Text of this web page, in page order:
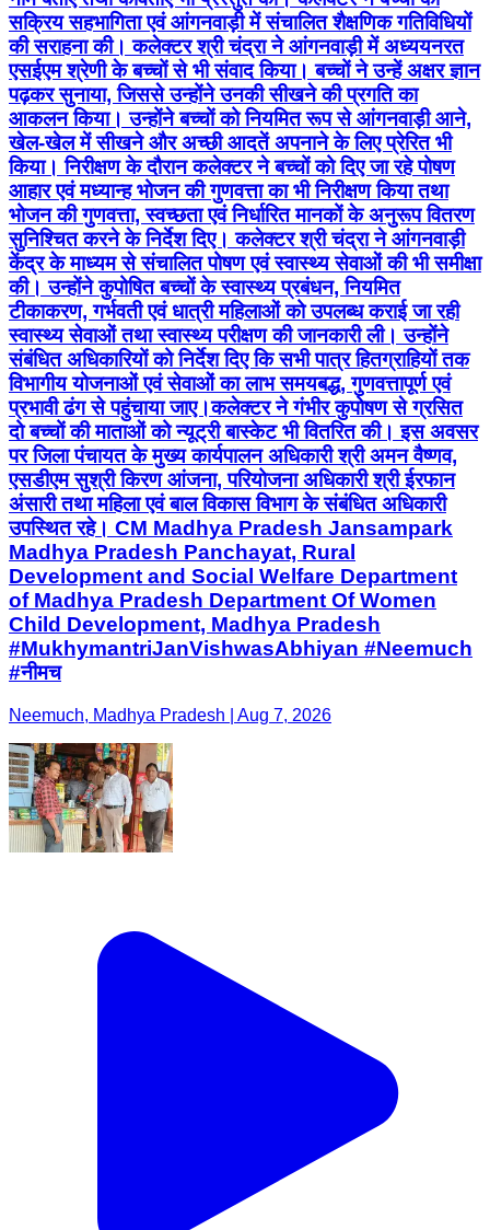
सक्रिय सहभागिता एवं आंगनवाड़ी में संचालित शैक्षणिक गतिविधियों
की सराहना की। कलेक्टर श्री चंद्रा ने आंगनवाड़ी में अध्ययनरत
एसईएम श्रेणी के बच्चों से भी संवाद किया। बच्चों ने उन्हें अक्षर ज्ञान
पढ़कर सुनाया, जिससे उन्होंने उनकी सीखने की प्रगति का
आकलन किया। उन्होंने बच्चों को नियमित रूप से आंगनवाड़ी आने,
खेल-खेल में सीखने और अच्छी आदतें अपनाने के लिए प्रेरित भी
किया। निरीक्षण के दौरान कलेक्टर ने बच्चों को दिए जा रहे पोषण
आहार एवं मध्यान्ह भोजन की गुणवत्ता का भी निरीक्षण किया तथा
भोजन की गुणवत्ता, स्वच्छता एवं निर्धारित मानकों के अनुरूप वितरण
सुनिश्चित करने के निर्देश दिए। कलेक्टर श्री चंद्रा ने आंगनवाड़ी
केंद्र के माध्यम से संचालित पोषण एवं स्वास्थ्य सेवाओं की भी समीक्षा
की। उन्होंने कुपोषित बच्चों के स्वास्थ्य प्रबंधन, नियमित
टीकाकरण, गर्भवती एवं धात्री महिलाओं को उपलब्ध कराई जा रही
स्वास्थ्य सेवाओं तथा स्वास्थ्य परीक्षण की जानकारी ली। उन्होंने
संबंधित अधिकारियों को निर्देश दिए कि सभी पात्र हितग्राहियों तक
विभागीय योजनाओं एवं सेवाओं का लाभ समयबद्ध, गुणवत्तापूर्ण एवं
प्रभावी ढंग से पहुंचाया जाए।कलेक्टर ने गंभीर कुपोषण से ग्रसित
दो बच्चों की माताओं को न्यूट्री बास्केट भी वितरित की। इस अवसर
पर जिला पंचायत के मुख्य कार्यपालन अधिकारी श्री अमन वैष्णव,
एसडीएम सुश्री किरण आंजना, परियोजना अधिकारी श्री ईरफान
अंसारी तथा महिला एवं बाल विकास विभाग के संबंधित अधिकारी
उपस्थित रहे। CM Madhya Pradesh Jansampark
Madhya Pradesh Panchayat, Rural
Development and Social Welfare Department
of Madhya Pradesh Department Of Women
Child Development, Madhya Pradesh
#MukhymantriJanVishwasAbhiyan #Neemuch
#नीमच
Neemuch, Madhya Pradesh | Aug 7, 2026